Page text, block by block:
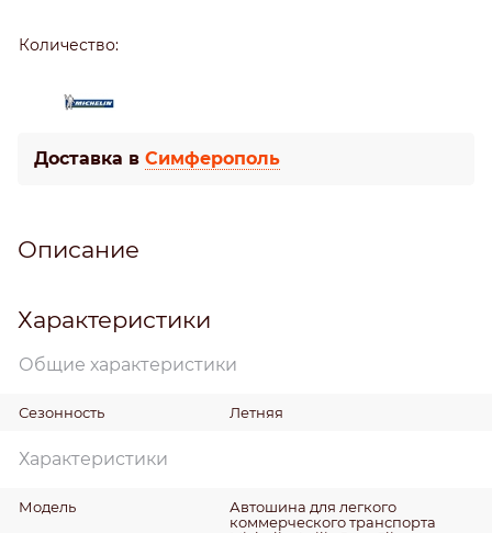
Количество:
Доставка в Симферополь
Описание
Характеристики
Общие характеристики
Сезонность Летняя
Характеристики
Модель
Автошина для легкого
коммерческого транспорта